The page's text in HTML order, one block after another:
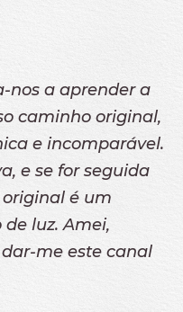
nos a aprender a
caminho original,
e incomparável.
e se for seguida
é um
luz. Amei,
me este canal